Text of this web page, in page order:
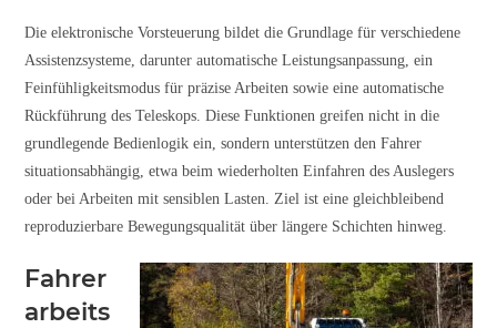
Die elektronische Vorsteuerung bildet die Grundlage für verschiedene
Assistenzsysteme, darunter automatische Leistungsanpassung, ein
Feinfühligkeitsmodus für präzise Arbeiten sowie eine automatische
Rückführung des Teleskops. Diese Funktionen greifen nicht in die
grundlegende Bedienlogik ein, sondern unterstützen den Fahrer
situationsabhängig, etwa beim wiederholten Einfahren des Auslegers
oder bei Arbeiten mit sensiblen Lasten. Ziel ist eine gleichbleibend
reproduzierbare Bewegungsqualität über längere Schichten hinweg.
Fahrer
arbeits